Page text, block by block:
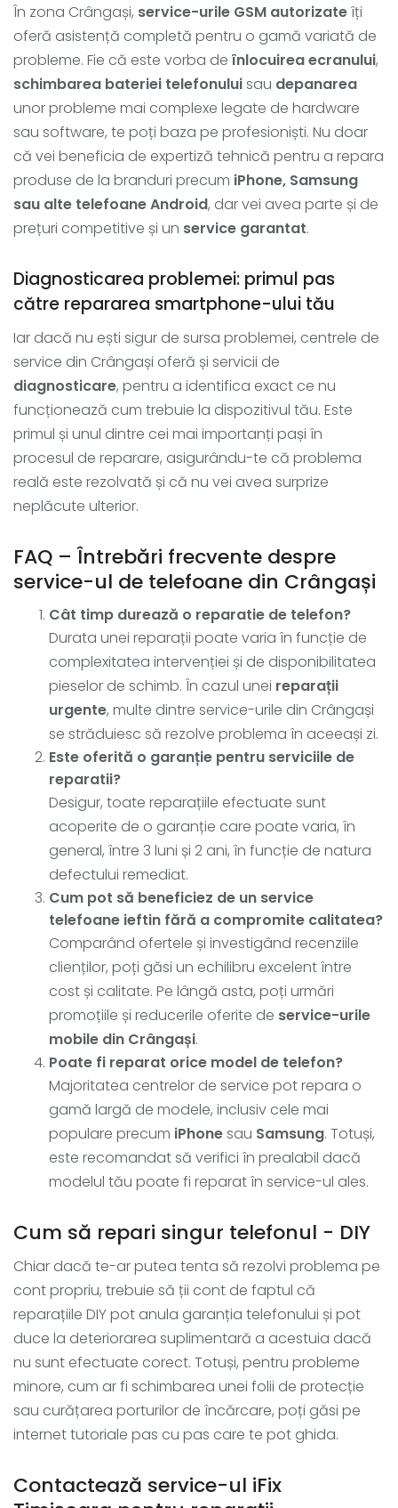
În zona Crângași, service-urile GSM autorizateîți
oferă asistență completă pentru o gamă variată de
probleme. Fie că este vorba de înlocuirea ecranului,
schimbarea bateriei telefonuluisau depanarea
unor probleme mai complexe legate de hardware
sau software, te poți baza pe profesioniști. Nu doar
că vei beneficia de expertiză tehnică pentru a repara
produse de la branduri precum iPhone, Samsung
sau alte telefoane Android, dar vei avea parte și de
prețuri competitive și un service garantat.
Diagnosticarea problemei: primul pas
către repararea smartphone-ului tău
Iar dacă nu ești sigur de sursa problemei, centrele de
service din Crângași oferă și servicii de
diagnosticare, pentru a identifica exact ce nu
funcționează cum trebuie la dispozitivul tău. Este
primul și unul dintre cei mai importanți pași în
procesul de reparare, asigurându-te că problema
reală este rezolvată și că nu vei avea surprize
neplăcute ulterior.
FAQ – Întrebări frecvente despre
service-ul de telefoane din Crângași
Cât timp durează o reparatie de telefon?
Durata unei reparații poate varia în funcție de
complexitatea intervenției și de disponibilitatea
pieselor de schimb. În cazul unei reparații
urgente, multe dintre service-urile din Crângași
se străduiesc să rezolve problema în aceeași zi.
Este oferită o garanție pentru serviciile de
reparatii?
Desigur, toate reparațiile efectuate sunt
acoperite de o garanție care poate varia, în
general, între 3 luni și 2 ani, în funcție de natura
defectului remediat.
Cum pot să beneficiez de un service
telefoane ieftin fără a compromite calitatea?
Comparând ofertele și investigând recenziile
clienților, poți găsi un echilibru excelent între
cost și calitate. Pe lângă asta, poți urmări
promoțiile și reducerile oferite de service-urile
mobile din Crângași.
Poate fi reparat orice model de telefon?
Majoritatea centrelor de service pot repara o
gamă largă de modele, inclusiv cele mai
populare precum iPhonesau Samsung. Totuși,
este recomandat să verifici în prealabil dacă
modelul tău poate fi reparat în service-ul ales.
Cum să repari singur telefonul - DIY
Chiar dacă te-ar putea tenta să rezolvi problema pe
cont propriu, trebuie să ții cont de faptul că
reparațiile DIY pot anula garanția telefonului și pot
duce la deteriorarea suplimentară a acestuia dacă
nu sunt efectuate corect. Totuși, pentru probleme
minore, cum ar fi schimbarea unei folii de protecție
sau curățarea porturilor de încărcare, poți găsi pe
internet tutoriale pas cu pas care te pot ghida.
Contactează service-ul iFix